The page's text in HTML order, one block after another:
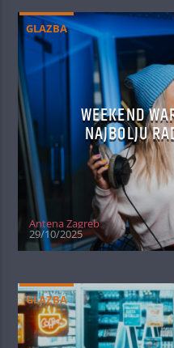
GLAZBA
WEEKEND
NAJBOLJU
Antena Zagreb
29/10/2025
GLAZBA